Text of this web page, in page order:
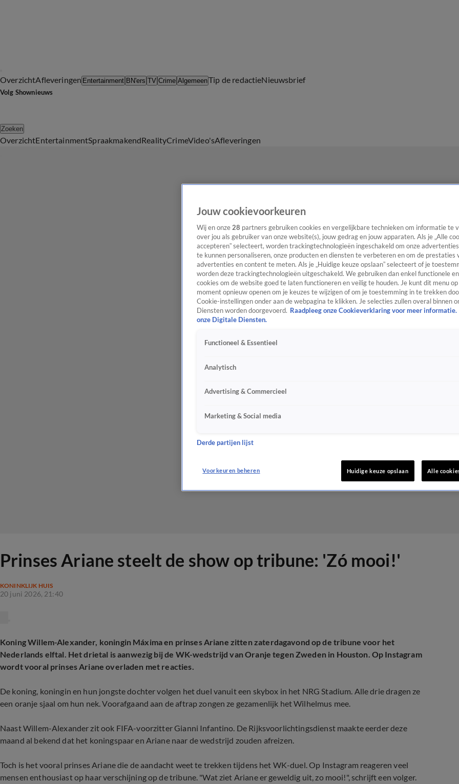
OverzichtAfleveringen Entertainment BN'ers TV Crime AlgemeenTip de redactieNieuwsbrief
Volg Shownieuws
Zoeken
OverzichtEntertainmentSpraakmakendRealityCrimeVideo'sAfleveringen
Prinses Ariane steelt de show op tribune: 'Zó mooi!'
KONINKLIJK HUIS
20 juni 2026, 21:40
Koning Willem-Alexander, koningin Máxima en prinses Ariane zitten zaterdagavond op de tribune voor het
Nederlands elftal. Het drietal is aanwezig bij de WK-wedstrijd van Oranje tegen Zweden in Houston. Op Instagram
wordt vooral prinses Ariane overladen met reacties.
De koning, koningin en hun jongste dochter volgen het duel vanuit een skybox in het NRG Stadium. Alle drie dragen ze
een oranje sjaal om hun nek. Voorafgaand aan de aftrap zongen ze gezamenlijk het Wilhelmus mee.
Naast Willem-Alexander zit ook FIFA-voorzitter Gianni Infantino. De Rijksvoorlichtingsdienst maakte eerder deze
maand al bekend dat het koningspaar en Ariane naar de wedstrijd zouden afreizen.
Toch is het vooral prinses Ariane die de aandacht weet te trekken tijdens het WK-duel. Op Instagram reageren veel
mensen enthousiast op haar verschijning op de tribune. "Wat ziet Ariane er geweldig uit, zo mooi!", schrijft een volger.
Jouw cookievoorkeuren
Wij en onze 28 partners gebruiken cookies en vergelijkbare technieken om informatie te
over jou als gebruiker van onze website(s), jouw gedrag en jouw apparaten. Als je „Alle
accepteren” selecteert, worden trackingtechnologieën ingeschakeld om onze
te kunnen personaliseren, onze producten en diensten te verbeteren en om de prestaties
advertenties en content te meten. Als je „Huidige keuze opslaan” selecteert of je
worden deze trackingtechnologieën uitgeschakeld. We gebruiken dan enkel functionele
cookies om de website goed te laten functioneren en veilig te houden. Je kunt dit menu
moment opnieuw openen om je keuzes te wijzigen of om je toestemming in te trekken
Cookie-instellingen onder aan de webpagina te klikken. Je selecties zullen overal binnen
Diensten worden doorgevoerd. Raadpleeg onze Cookieverklaring voor meer informatie.
onze Digitale Diensten.
Functioneel & Essentieel
Analytisch
Advertising & Commercieel
Marketing & Social media
Derde partijen lijst
Voorkeuren beheren Huidige keuze opslaan Alle